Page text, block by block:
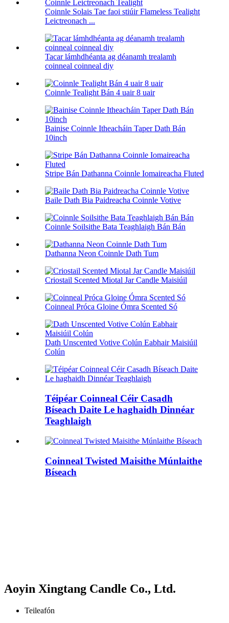
Coinnle Solais Tae faoi stiúir Flameless Tealight
Leictreonach ...
Tacar lámhdhéanta ag déanamh trealamh
coinneal coinneal diy
Coinnle Tealight Bán 4 uair 8 uair
Bainise Coinnle Itheacháin Taper Dath Bán
10inch
Stripe Bán Dathanna Coinnle Iomaireacha Fluted
Baile Dath Bia Paidreacha Coinnle Votive
Coinnle Soilsithe Bata Teaghlaigh Bán Bán
Dathanna Neon Coinnle Dath Tum
Criostail Scented Miotal Jar Candle Maisiúil
Coinneal Próca Gloine Ómra Scented Só
Dath Unscented Votive Colún Eabhair Maisiúil
Colún
Téipéar Coinneal Céir Casadh
Bíseach Daite Le haghaidh Dinnéar
Teaghlaigh
Coinneal Twisted Maisithe Múnlaithe
Bíseach
Aoyin Xingtang Candle Co., Ltd.
Teileafón